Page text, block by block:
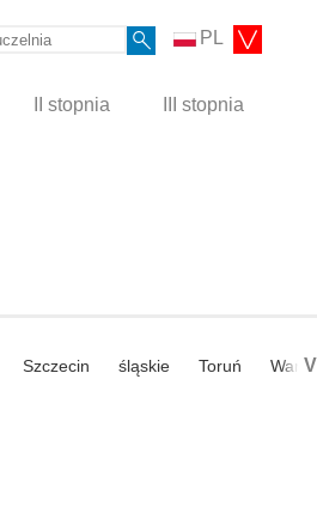
PL
II stopnia III stopnia
Szczecin śląskie Toruń V